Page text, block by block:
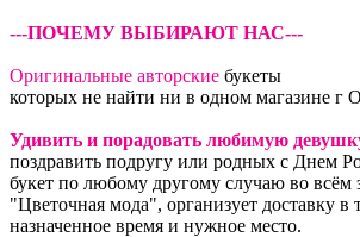
---ПОЧЕМУ ВЫБИРАЮТ НАС---
Оригинальные авторские букеты
которых не найти ни в одном магазине г
Удивить и порадовать любимую
поздравить подругу или родных с Днем
букет по любому другому случаю во
"Цветочная мода", организует доставку в
назначенное время и нужное место.